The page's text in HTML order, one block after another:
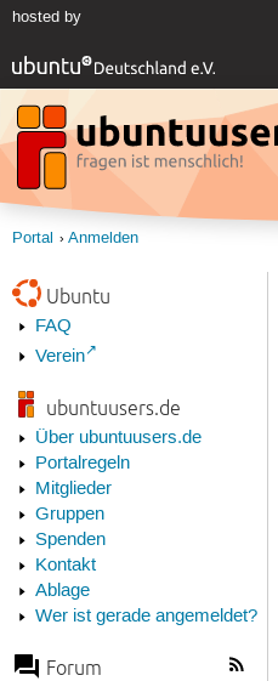
hosted by
Portal Anmelden
Ubuntu
FAQ
Verein
ubuntuusers.de
Über ubuntuusers.de
Portalregeln
Mitglieder
Gruppen
Spenden
Kontakt
Ablage
Wer ist gerade angemeldet?
Forum